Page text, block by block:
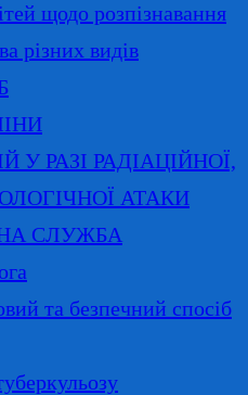
щодо розпізнавання
різних видів
У РАЗІ РАДІАЦІЙНОЇ,
АТАКИ
СЛУЖБА
та безпечний спосіб